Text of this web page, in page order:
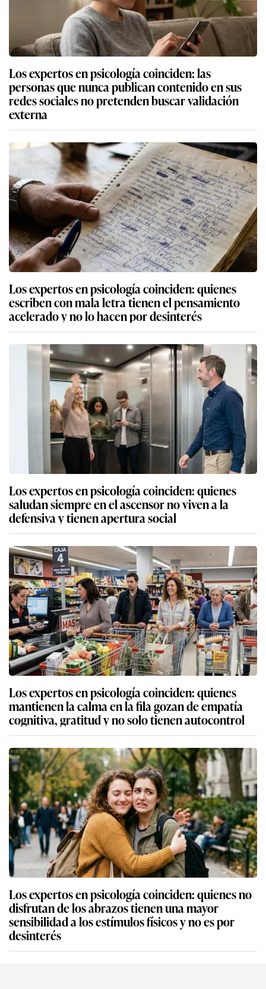
Los expertos en psicología coinciden: las
personas que nunca publican contenido en sus
redes sociales no pretenden buscar validación
externa
Los expertos en psicología coinciden: quienes
escriben con mala letra tienen el pensamiento
acelerado y no lo hacen por desinterés
Los expertos en psicología coinciden: quienes
saludan siempre en el ascensor no viven a la
defensiva y tienen apertura social
Los expertos en psicología coinciden: quienes
mantienen la calma en la fila gozan de empatía
cognitiva, gratitud y no solo tienen autocontrol
Los expertos en psicología coinciden: quienes no
disfrutan de los abrazos tienen una mayor
sensibilidad a los estímulos físicos y no es por
desinterés